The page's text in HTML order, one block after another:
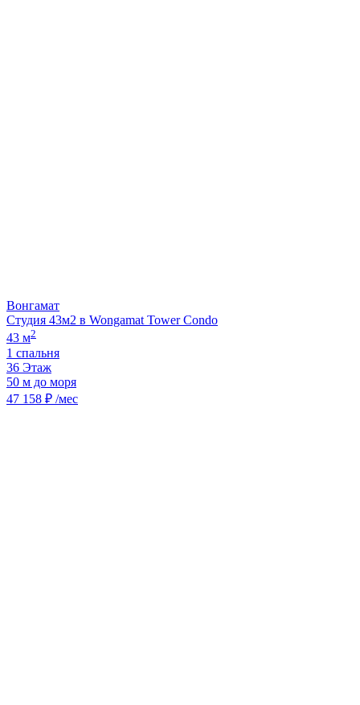
Вонгамат
Студия 43м2 в Wongamat Tower Condo
43 м2
1 спальня
36 Этаж
50 м до моря
47 158 ₽ /мес